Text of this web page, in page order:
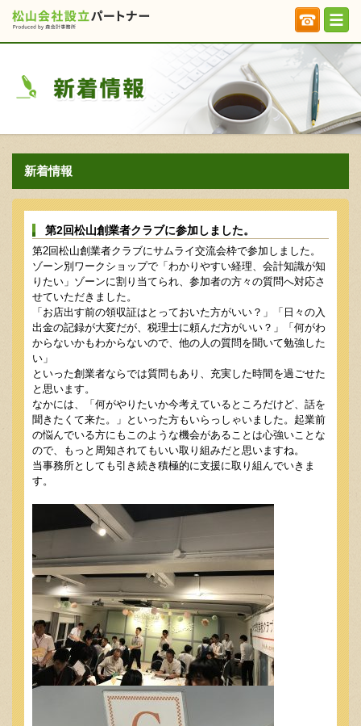
新着情報
第2回松山創業者クラブに参加しました。
第2回松山創業者クラブにサムライ交流会枠で参加しました。
ゾーン別ワークショップで「わかりやすい経理、会計知識が知
りたい」ゾーンに割り当てられ、参加者の方々の質問へ対応さ
せていただきました。
「お店出す前の領収証はとっておいた方がいい？」「日々の入
出金の記録が大変だが、税理士に頼んだ方がいい？」「何がわ
からないかもわからないので、他の人の質問を聞いて勉強した
い」
といった創業者ならでは質問もあり、充実した時間を過ごせた
と思います。
なかには、「何がやりたいか今考えているところだけど、話を
聞きたくて来た。」といった方もいらっしゃいました。起業前
の悩んでいる方にもこのような機会があることは心強いことな
ので、もっと周知されてもいい取り組みだと思いますね。
当事務所としても引き続き積極的に支援に取り組んでいきま
す。